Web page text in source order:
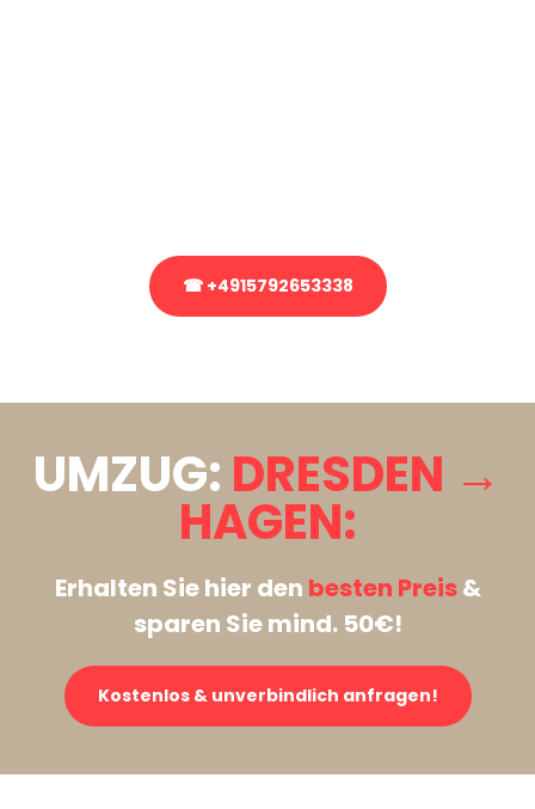
☎ +4915792653338
UMZUG: DRESDEN →
HAGEN:
Erhalten Sie hier den besten Preis&
sparen Sie mind. 50€!
Kostenlos & unverbindlich anfragen!